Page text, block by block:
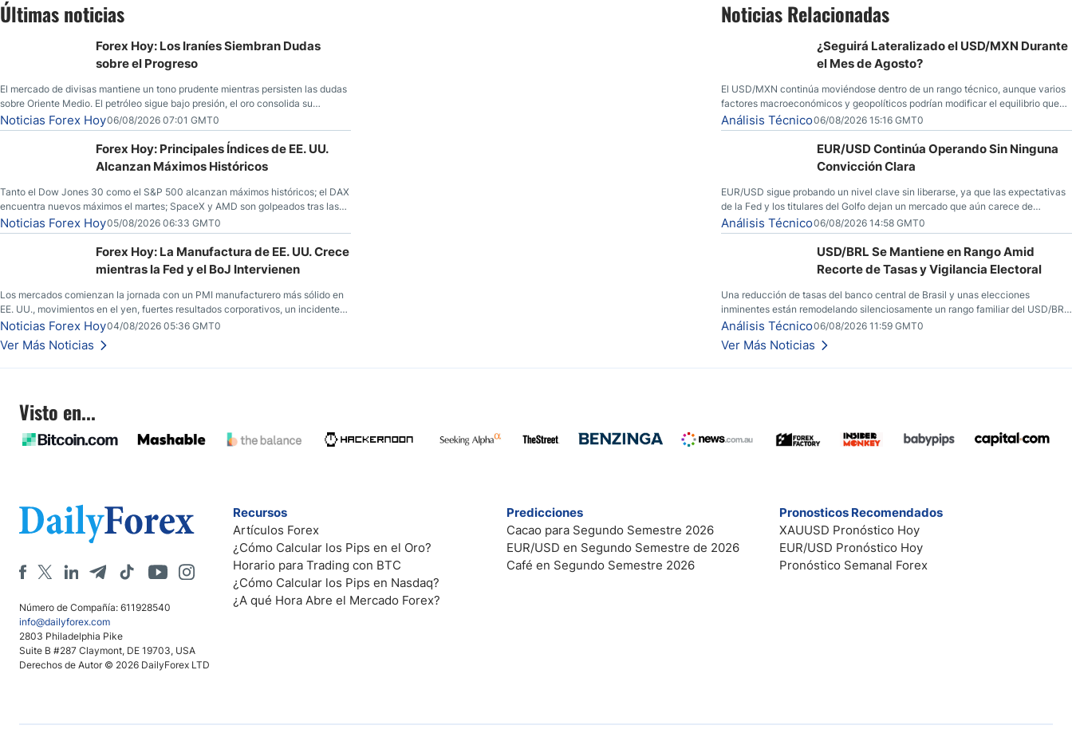
Últimas noticias
Forex Hoy: Los Iraníes Siembran Dudas
sobre el Progreso
El mercado de divisas mantiene un tono prudente mientras persisten las dudas
sobre Oriente Medio. El petróleo sigue bajo presión, el oro consolida su
fortaleza y los operadores esperan nuevas referencias económicas desde
Estados Unidos.
Noticias Forex Hoy06/08/2026 07:01 GMT0
Forex Hoy: Principales Índices de EE. UU.
Alcanzan Máximos Históricos
Tanto el Dow Jones 30 como el S&P 500 alcanzan máximos históricos; el DAX
encuentra nuevos máximos el martes; SpaceX y AMD son golpeados tras las
llamadas de ganancias; el petróleo crudo cae por debajo de los $80 con
nuevas esperanzas; el dólar estadounidense continúa intentando estabilizarse
frente al yen; el peso mexicano ve un repunte a medida que las tasas caen en
Noticias Forex Hoy05/08/2026 06:33 GMT0
Forex Hoy: La Manufactura de EE. UU. Crece
mientras la Fed y el BoJ Intervienen
Los mercados comienzan la jornada con un PMI manufacturero más sólido en
EE. UU., movimientos en el yen, fuertes resultados corporativos, un incidente
de seguridad en Bitcoin y nuevas señales desde el mercado del petróleo.
Noticias Forex Hoy04/08/2026 05:36 GMT0
Ver Más Noticias
Noticias Relacionadas
¿Seguirá Lateralizado el USD/MXN Durante
el Mes de Agosto?
El USD/MXN continúa moviéndose dentro de un rango técnico, aunque varios
factores macroeconómicos y geopolíticos podrían modificar el equilibrio que
ha dominado al mercado en las últimas semanas.
Análisis Técnico06/08/2026 15:16 GMT0
EUR/USD Continúa Operando Sin Ninguna
Convicción Clara
EUR/USD sigue probando un nivel clave sin liberarse, ya que las expectativas
de la Fed y los titulares del Golfo dejan un mercado que aún carece de
convicción real.
Análisis Técnico06/08/2026 14:58 GMT0
USD/BRL Se Mantiene en Rango Amid
Recorte de Tasas y Vigilancia Electoral
Una reducción de tasas del banco central de Brasil y unas elecciones
inminentes están remodelando silenciosamente un rango familiar del USD/BRL.
Una reducción de tasas por parte del banco central de Brasil y unas elecciones
inminentes están remodelando silenciosamente un rango familiar del USD/BRL.
Esto es lo que los traders están observando a continuación.
Análisis Técnico06/08/2026 11:59 GMT0
Ver Más Noticias
Visto en...
Número de Compañía: 611928540
info@dailyforex.com
2803 Philadelphia Pike
Suite B #287 Claymont, DE 19703, USA
Derechos de Autor © 2026 DailyForex LTD
Recursos
Artículos Forex
¿Cómo Calcular los Pips en el Oro?
Horario para Trading con BTC
¿Cómo Calcular los Pips en Nasdaq?
¿A qué Hora Abre el Mercado Forex?
Predicciones
Cacao para Segundo Semestre 2026
EUR/USD en Segundo Semestre de 2026
Café en Segundo Semestre 2026
Pronosticos Recomendados
XAUUSD Pronóstico Hoy
EUR/USD Pronóstico Hoy
Pronóstico Semanal Forex